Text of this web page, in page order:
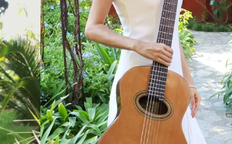
Begül Erhan – 2025
FOTOĞRAFLAR